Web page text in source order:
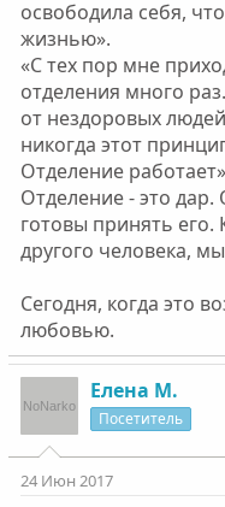
освободила себя,
жизнью».
«С тех пор мне
отделения много
от нездоровых
никогда этот
Отделение
Отделение - это
готовы принять
другого человека,
Сегодня, когда это
любовью.
Елена М.
Посетитель
24 Июн 2017